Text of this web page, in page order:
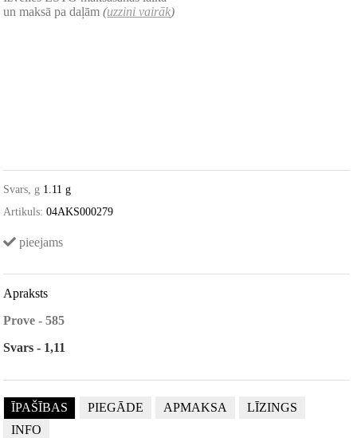
un maksā pa daļām(uzzini vairāk)
Svars, g 1.11 g
Artikuls: 04AKS000279
pieejams
Apraksts
Prove - 585
Svars - 1,11
ĪPAŠĪBAS PIEGĀDE APMAKSA
LĪZINGS
INFO